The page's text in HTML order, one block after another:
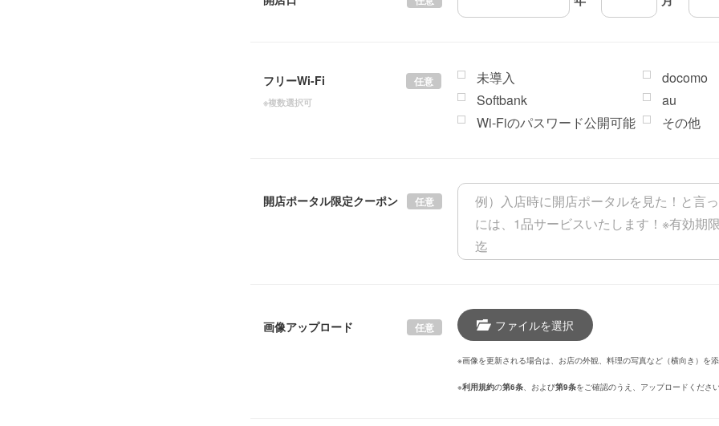
フリーWi-Fi 任意
※複数選択可
未導入
docomo
Softbank
au
Wi-Fiのパスワード公開可能
その他
開店ポータル限定クーポン 任意
画像アップロード 任意 ファイルを選択
※画像を更新される場合は、お店の外観、料理の写真など（横向き）を
※利用規約の第6条、および第9条をご確認のうえ、アップロードくださ